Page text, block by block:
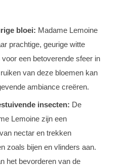
bloei: Madame Lemoine
prachtige, geurige witte
een betoverende sfeer in
van deze bloemen kan
ambiance creëren.
insecten: De
Lemoine zijn een
nectar en trekken
zoals bijen en vlinders aan.
het bevorderen van de